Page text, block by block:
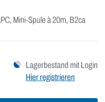
Mini-Spule à 20m, B2ca
Lagerbestand mit Login
Hier registrieren